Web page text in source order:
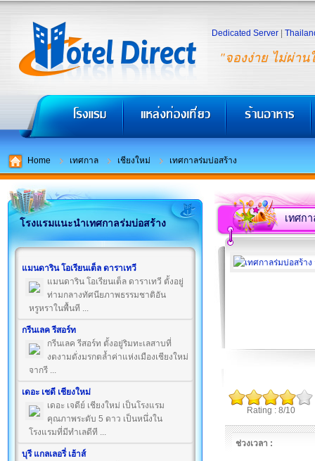
"จองง่าย ไม่ผ่าน
Dedicated Server
Home เทศกาล เชียงใหม่ เทศกาลร่มบ่อสร้าง
โรงแรมแนะนำเทศกาลร่มบ่อสร้าง
แมนดาริน โอเรียนเต็ล ดาราเทวี
แมนดาริน โอเรียนเต็ล ดาราเทวี ตั้งอยู่
ท่ามกลางทัศนียภาพธรรมชาติอัน
หรูหราในพื้นที ...
กรีนเลค รีสอร์ท
กรีนเลค รีสอร์ท ตั้งอยู่ริมทะเลสาบที่
งดงามดั่งมรกตล้ำค่าแห่งเมืองเชียงใหม่
จากรี ...
เดอะ เชดี เชียงใหม่
เดอะ เจดีย์ เชียงใหม่ เป็นโรงแรม
คุณภาพระดับ 5 ดาว เป็นหนึ่งใน
โรงแรมที่มีทำเลดีที ...
บุรี แกลเลอรี่ เฮ้าส์
เทศก
Rating : 8/10
ช่วงเวลา :